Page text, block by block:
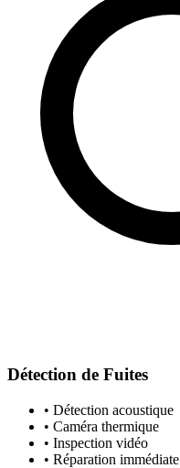
Détection de Fuites
• Détection acoustique
• Caméra thermique
• Inspection vidéo
• Réparation immédiate